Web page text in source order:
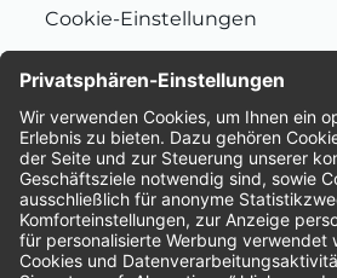
Cookie-Einstellungen
Bewertungen